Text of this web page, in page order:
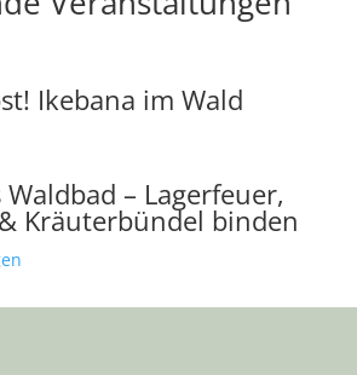
Ikebana im Wald
Waldbad – Lagerfeuer,
Kräuterbündel binden